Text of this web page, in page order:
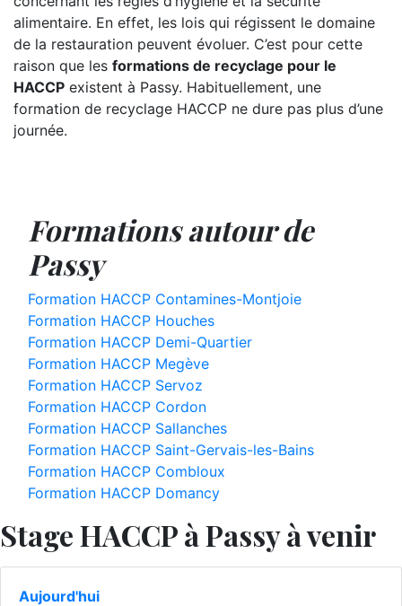
alimentaire. En effet, les lois qui régissent le domaine
de la restauration peuvent évoluer. C’est pour cette
raison que les formations de recyclage pour le
HACCP existent à Passy. Habituellement, une
formation de recyclage HACCP ne dure pas plus d’une
journée.
Formations autour de
Passy
Formation HACCP Contamines-Montjoie
Formation HACCP Houches
Formation HACCP Demi-Quartier
Formation HACCP Megève
Formation HACCP Servoz
Formation HACCP Cordon
Formation HACCP Sallanches
Formation HACCP Saint-Gervais-les-Bains
Formation HACCP Combloux
Formation HACCP Domancy
Stage HACCP à Passy à venir
Aujourd'hui